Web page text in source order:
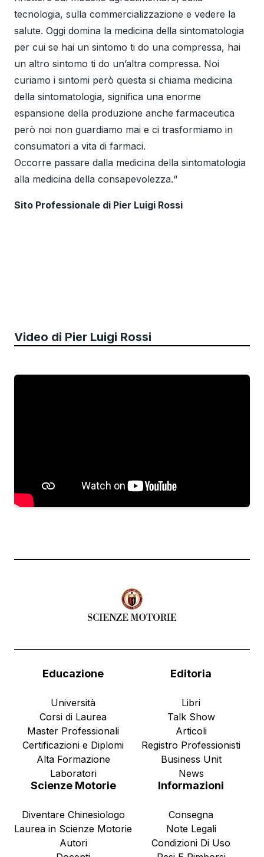
tecnologia, sulla commercializzazione e vedere la
salute. Oggi domina la medicina della sintomatologia
per cui se hai un sintomo ti do una compressa, hai
un altro sintomo ti do un’altra compressa. Noi
curiamo i sintomi però questa si chiama medicina
della sintomatologia, significa una enorme
espansione della produzione anche farmaceutica
però noi non guardiamo mai e ci trasformiamo in
consumatori a vita di farmaci.
Occorre passare dalla medicina della sintomatologia
alla medicina della consapevolezza.“
Sito Professionale di Pier Luigi Rossi
Video di Pier Luigi Rossi
Educazione
Università
Corsi di Laurea
Master Professionali
Certificazioni e Diplomi
Alta Formazione
Laboratori
Editoria
Libri
Talk Show
Articoli
Registro Professionisti
Business Unit
News
Scienze Motorie
Diventare Chinesiologo
Laurea in Scienze Motorie
Autori
Informazioni
Consegna
Note Legali
Condizioni Di Uso